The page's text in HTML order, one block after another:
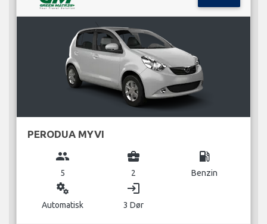
PERODUA MYVI
group
5
business_center
2
local_gas_station
Benzin
miscellaneous_services
Automatisk
login
3 Dør